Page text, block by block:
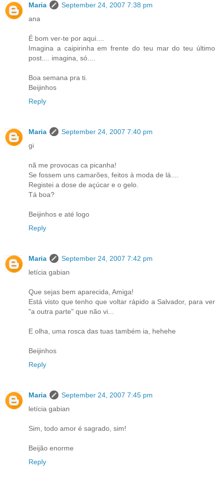
Maria
September 24, 2007 7:38 pm
ana
É bom ver-te por aqui....
Imagina a caipirinha em frente do teu mar do teu último
post.... imagina, só....
Boa semana pra ti.
Beijinhos
Reply
Maria
September 24, 2007 7:40 pm
gi
nã me provocas ca picanha!
Se fossem uns camarões, feitos à moda de lá....
Registei a dose de açúcar e o gelo.
Tá boa?
Beijinhos e até logo
Reply
Maria
September 24, 2007 7:42 pm
letícia gabian
Que sejas bem aparecida, Amiga!
Está visto que tenho que voltar rápido a Salvador, para ver
"a outra parte" que não vi...
E olha, uma rosca das tuas também ia, hehehe
Beijinhos
Reply
Maria
September 24, 2007 7:45 pm
letícia gabian
Sim, todo amor é sagrado, sim!
Beijão enorme
Reply